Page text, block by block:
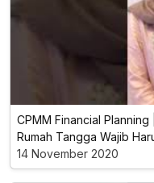
CPMM Financial
Rumah Tangga Wajib
14 November 2020